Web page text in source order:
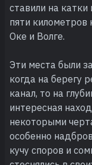
ставили на катки
пяти километров
Оке и Волге.
Эти места были
когда на берегу
канал, то на
интересная
некоторыми
особенно
кучу споров и